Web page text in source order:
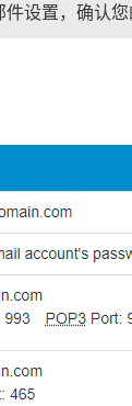
设置，确认